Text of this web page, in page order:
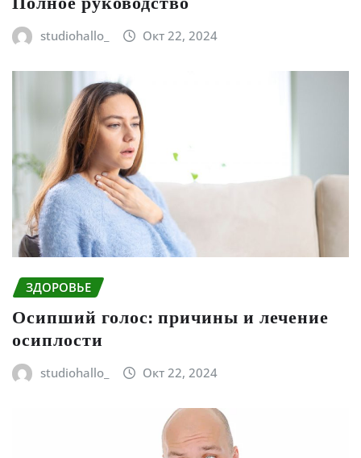
studiohallo_ Окт 22, 2024
ЗДОРОВЬЕ
Осипший голос: причины и лечение
осиплости
studiohallo_ Окт 22, 2024